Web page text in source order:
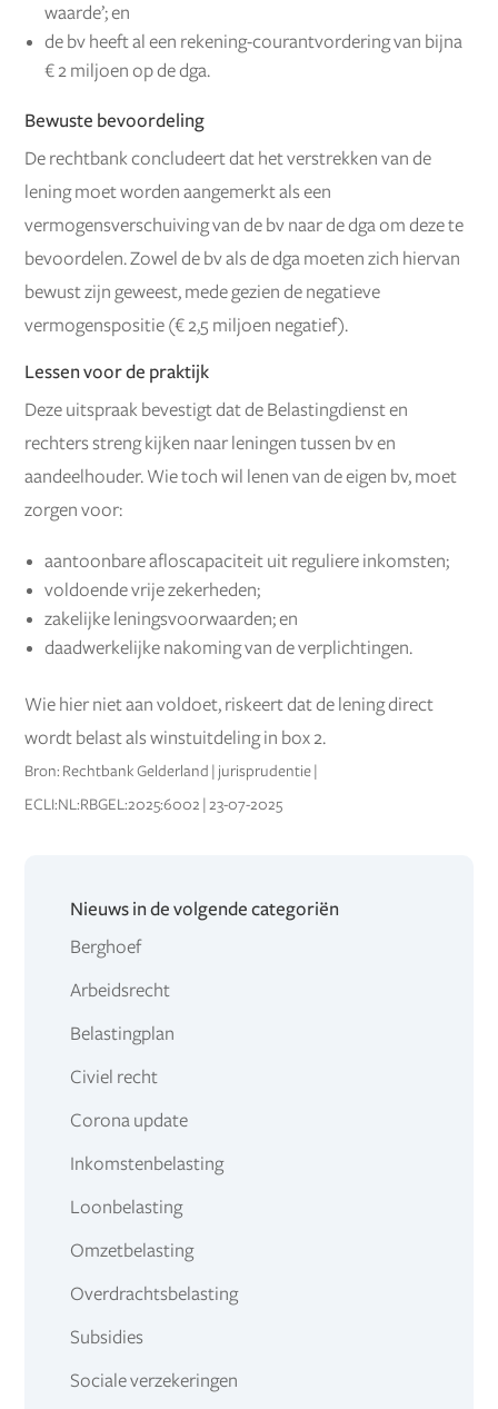
waarde’; en
de bv heeft al een rekening-courantvordering van bijna
€ 2 miljoen op de dga.
Bewuste bevoordeling
De rechtbank concludeert dat het verstrekken van de
lening moet worden aangemerkt als een
vermogensverschuiving van de bv naar de dga om deze te
bevoordelen. Zowel de bv als de dga moeten zich hiervan
bewust zijn geweest, mede gezien de negatieve
vermogenspositie (€ 2,5 miljoen negatief).
Lessen voor de praktijk
Deze uitspraak bevestigt dat de Belastingdienst en
rechters streng kijken naar leningen tussen bv en
aandeelhouder. Wie toch wil lenen van de eigen bv, moet
zorgen voor:
aantoonbare afloscapaciteit uit reguliere inkomsten;
voldoende vrije zekerheden;
zakelijke leningsvoorwaarden; en
daadwerkelijke nakoming van de verplichtingen.
Wie hier niet aan voldoet, riskeert dat de lening direct
wordt belast als winstuitdeling in box 2.
Bron: Rechtbank Gelderland | jurisprudentie |
ECLI:NL:RBGEL:2025:6002 | 23-07-2025
Nieuws in de volgende categoriën
Berghoef
Arbeidsrecht
Belastingplan
Civiel recht
Corona update
Inkomstenbelasting
Loonbelasting
Omzetbelasting
Overdrachtsbelasting
Subsidies
Sociale verzekeringen